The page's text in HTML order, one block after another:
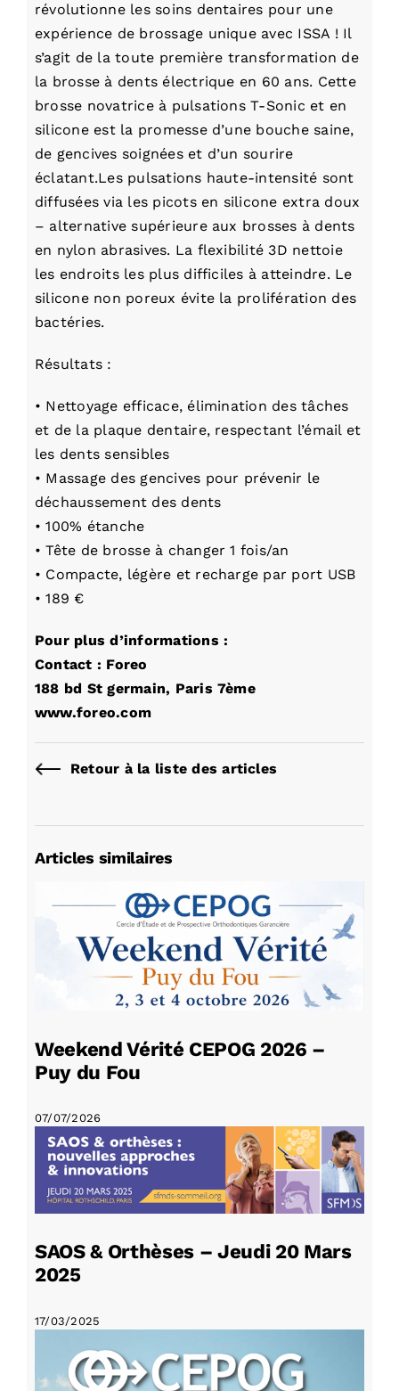
révolutionne les soins dentaires pour une
expérience de brossage unique avec ISSA ! Il
s’agit de la toute première transformation de
la brosse à dents électrique en 60 ans. Cette
brosse novatrice à pulsations T-Sonic et en
silicone est la promesse d’une bouche saine,
de gencives soignées et d’un sourire
éclatant.Les pulsations haute-intensité sont
diffusées via les picots en silicone extra doux
– alternative supérieure aux brosses à dents
en nylon abrasives. La flexibilité 3D nettoie
les endroits les plus difficiles à atteindre. Le
silicone non poreux évite la prolifération des
bactéries.
Résultats :
• Nettoyage efficace, élimination des tâches
et de la plaque dentaire, respectant l’émail et
les dents sensibles
• Massage des gencives pour prévenir le
déchaussement des dents
• 100% étanche
• Tête de brosse à changer 1 fois/an
• Compacte, légère et recharge par port USB
• 189 €
Pour plus d’informations :
Contact : Foreo
188 bd St germain, Paris 7ème
www.foreo.com
Retour à la liste des articles
Articles similaires
Weekend Vérité CEPOG 2026 –
Puy du Fou
07/07/2026
SAOS & Orthèses – Jeudi 20 Mars
2025
17/03/2025